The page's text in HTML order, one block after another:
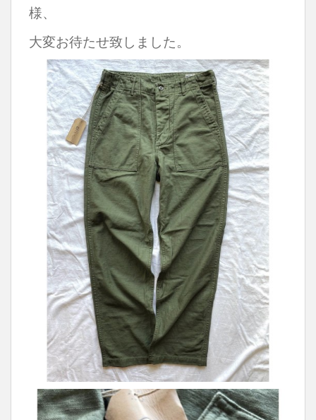
様、
大変お待たせ致しました。